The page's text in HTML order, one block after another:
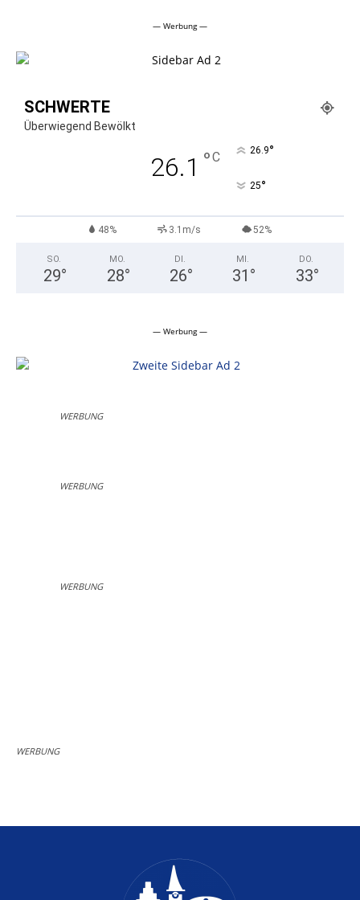
— Werbung —
SCHWERTE
Überwiegend Bewölkt
26.1 °C 26.9°
25°
48% 3.1m/s 52%
SO.
29°
MO.
28°
DI.
26°
MI.
31 °
DO.
33°
— Werbung —
WERBUNG
WERBUNG
WERBUNG
WERBUNG